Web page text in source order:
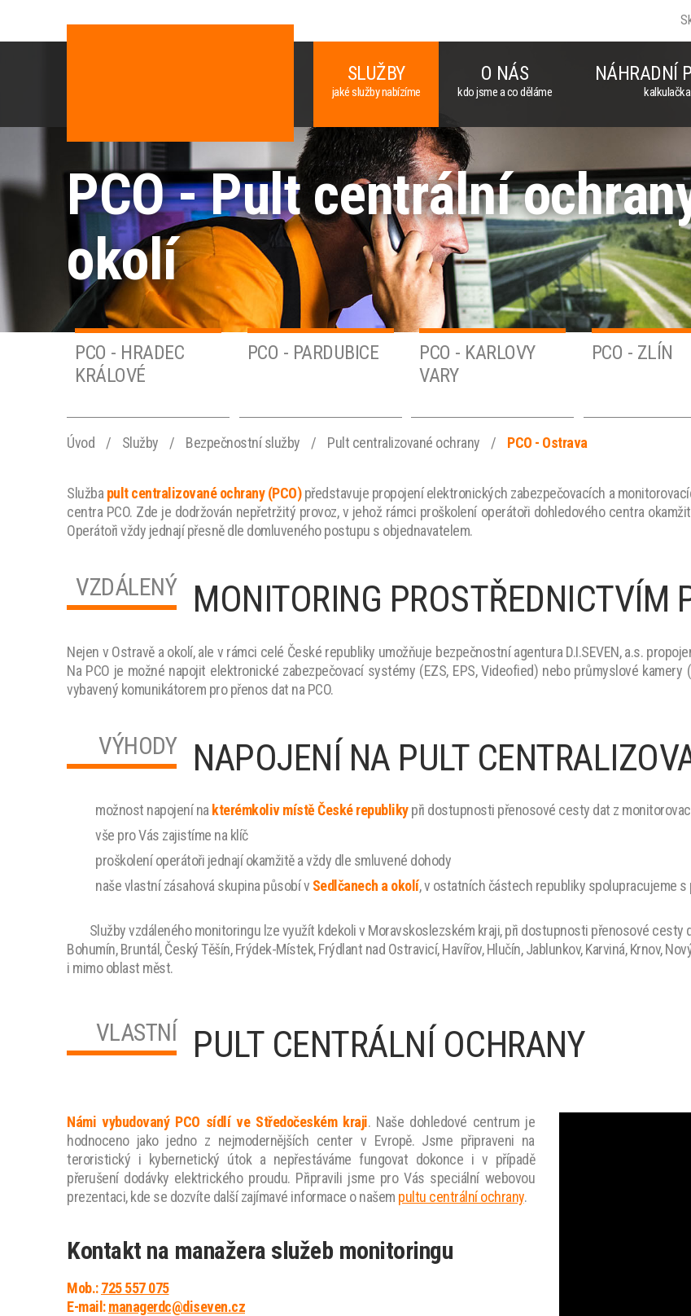
PCO - Pult centrální
okolí
SLUŽBY
jaké služby nabízíme
O NÁS
kdo jsme a co děláme
NÁHRADNÍ
kalkulačka
PCO - HRADEC
KRÁLOVÉ
PCO - PARDUBICE
PCO - KARLOVY
VARY
PCO - ZLÍN
PCO - ČESKÉ
BUDĚJOVICE
PCO - ÚSTÍ NAD
LABEM
PCO - OLOMOUC
ČECHY
Úvod / Služby / Bezpečnostní služby / Pult centralizované ochrany / PCO - Ostrava
Služba pult centralizované ochrany (PCO)představuje propojení elektronických zabezpečovacích a
centra PCO. Zde je dodržován nepřetržitý provoz, v jehož rámci proškolení operátoři dohledového centra
Operátoři vždy jednají přesně dle domluveného postupu s objednavatelem.
VZDÁLENÝ MONITORING PROSTŘEDNICTVÍM
Nejen v Ostravě a okolí, ale v rámci celé České republiky umožňuje bezpečnostní agentura D.I.SEVEN, a.s.
Na PCO je možné napojit elektronické zabezpečovací systémy (EZS, EPS, Videofied) nebo průmyslové
vybavený komunikátorem pro přenos dat na PCO.
VÝHODY NAPOJENÍ NA PULT
možnost napojení na kterémkoliv místě České republikypři dostupnosti přenosové cesty dat z
vše pro Vás zajistíme na klíč
proškolení operátoři jednají okamžitě a vždy dle smluvené dohody
naše vlastní zásahová skupina působí v Sedlčanech a okolí, v ostatních částech republiky spolupracujeme
Služby vzdáleného monitoringu lzevyužít kdekoli v Moravskoslezském kraji, při dostupnosti přenosové
Bohumín, Bruntál, Český Těšín, Frýdek-Místek, Frýdlant nad Ostravicí, Havířov, Hlučín, Jablunkov, Karviná, Krnov,
i mimo oblast měst.
VLASTNÍ PULT CENTRÁLNÍ OCHRANY
Námi vybudovaný PCO sídlí ve Středočeském kraji. Naše dohledové centrum je
hodnoceno jako jedno z nejmodernějších center v Evropě. Jsme připraveni na
teroristický i kybernetický útok a nepřestáváme fungovat dokonce i v případě
přerušení dodávky elektrického proudu. Připravili jsme pro Vás speciální webovou
prezentaci, kde se dozvíte další zajímavé informace o našem pultu centrální ochrany.
Kontakt na manažera služeb monitoringu
Mob.:725 557 075
E-mail:managerdc@diseven.cz